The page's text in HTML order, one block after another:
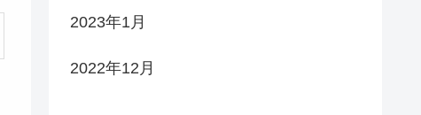
2023年1月
2022年12月